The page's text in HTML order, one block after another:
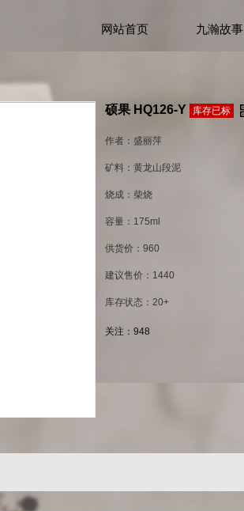
网站首页 九瀚故事
硕果 HQ126-Y 库存已标
作者：盛丽萍
矿料：黄龙山段泥
烧成：柴烧
容量：175ml
供货价：960
建议售价：1440
库存状态：20+
关注： 948